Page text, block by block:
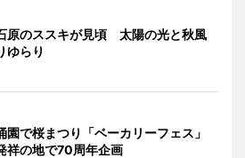
原のススキが見頃 太陽の光と秋風
ゆらり
園で桜まつり「ベーカリーフェス」
祥の地で70周年企画